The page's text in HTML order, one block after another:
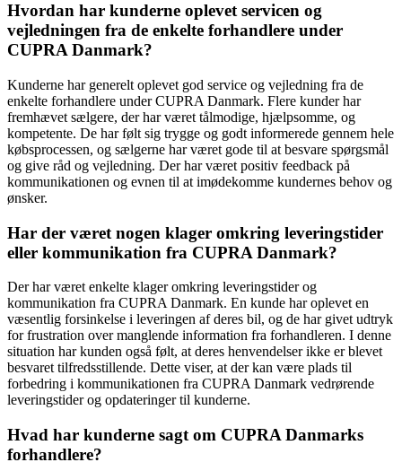
Hvordan har kunderne oplevet servicen og
vejledningen fra de enkelte forhandlere under
CUPRA Danmark?
Kunderne har generelt oplevet god service og vejledning fra de
enkelte forhandlere under CUPRA Danmark. Flere kunder har
fremhævet sælgere, der har været tålmodige, hjælpsomme, og
kompetente. De har følt sig trygge og godt informerede gennem hele
købsprocessen, og sælgerne har været gode til at besvare spørgsmål
og give råd og vejledning. Der har været positiv feedback på
kommunikationen og evnen til at imødekomme kundernes behov og
ønsker.
Har der været nogen klager omkring leveringstider
eller kommunikation fra CUPRA Danmark?
Der har været enkelte klager omkring leveringstider og
kommunikation fra CUPRA Danmark. En kunde har oplevet en
væsentlig forsinkelse i leveringen af deres bil, og de har givet udtryk
for frustration over manglende information fra forhandleren. I denne
situation har kunden også følt, at deres henvendelser ikke er blevet
besvaret tilfredsstillende. Dette viser, at der kan være plads til
forbedring i kommunikationen fra CUPRA Danmark vedrørende
leveringstider og opdateringer til kunderne.
Hvad har kunderne sagt om CUPRA Danmarks
forhandlere?